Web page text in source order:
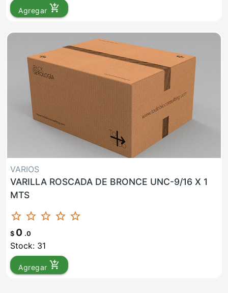
Agregar add_shopping_cart
VARIOS
VARILLA ROSCADA DE BRONCE UNC-9/16 X 1
MTS
star_border star_border star_border star_border star_border
$ 0 .0
Stock: 31
Agregar add_shopping_cart